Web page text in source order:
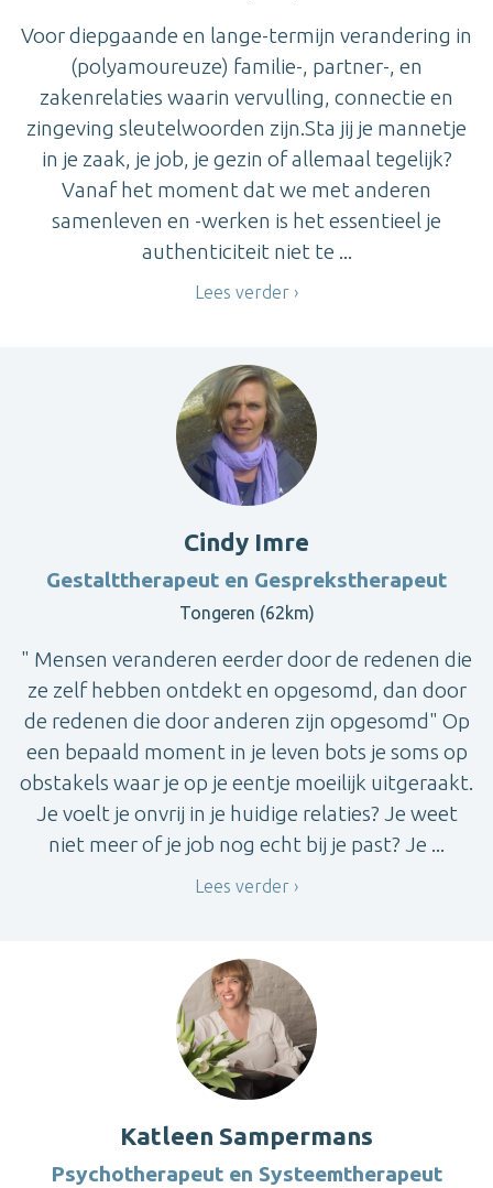
Voor diepgaande en lange-termijn verandering in
(polyamoureuze) familie-, partner-, en
zakenrelaties waarin vervulling, connectie en
zingeving sleutelwoorden zijn.Sta jij je mannetje
in je zaak, je job, je gezin of allemaal tegelijk?
Vanaf het moment dat we met anderen
samenleven en -werken is het essentieel je
authenticiteit niet te ...
Lees verder
Cindy Imre
Gestalttherapeut en Gesprekstherapeut
Tongeren (62km)
" Mensen veranderen eerder door de redenen die
ze zelf hebben ontdekt en opgesomd, dan door
de redenen die door anderen zijn opgesomd" Op
een bepaald moment in je leven bots je soms op
obstakels waar je op je eentje moeilijk uitgeraakt.
Je voelt je onvrij in je huidige relaties? Je weet
niet meer of je job nog echt bij je past? Je ...
Lees verder
Katleen Sampermans
Psychotherapeut en Systeemtherapeut